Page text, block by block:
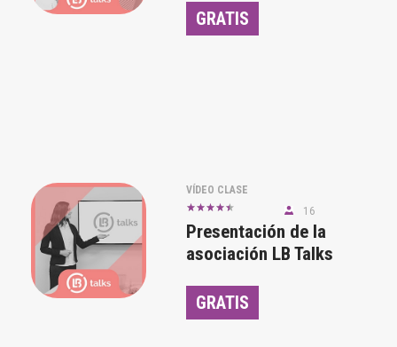
GRATIS
VÍDEO CLASE
16
Presentación de la
asociación LB Talks
GRATIS